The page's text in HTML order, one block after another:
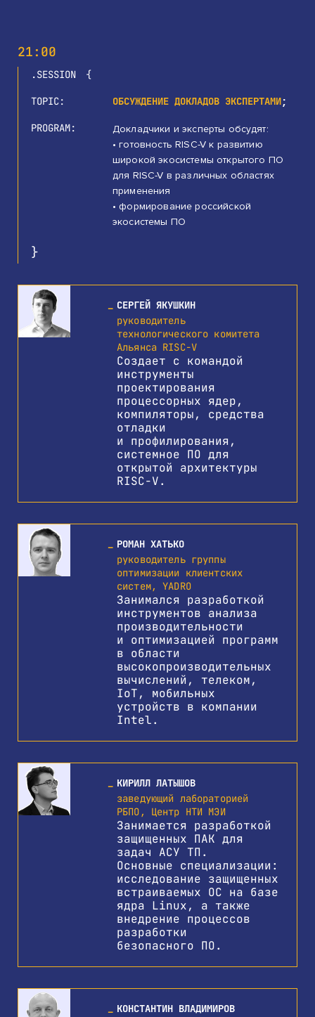
21:00
SESSION
TOPIC ОБСУЖДЕНИЕ ДОКЛАДОВ ЭКСПЕРТАМИ
PROGRAM
Докладчики и эксперты обсудят:
• готовность RISC-V к развитию
широкой экосистемы открытого ПО
для RISC-V в различных областях
применения
• формирование российской
экосистемы ПО
СЕРГЕЙ ЯКУШКИН
руководитель
технологического комитета
Альянса RISC-V
Создает с командой
инструменты
проектирования
процессорных ядер,
компиляторы, средства
отладки
и профилирования,
системное ПО для
открытой архитектуры
RISC-V.
РОМАН ХАТЬКО
руководитель группы
оптимизации клиентских
систем, YADRO
Занимался разработкой
инструментов анализа
производительности
и оптимизацией программ
в области
высокопроизводительных
вычислений, телеком,
IoT, мобильных
устройств в компании
Intel.
КИРИЛЛ ЛАТЫШОВ
заведующий лабораторией
РБПО, Центр НТИ МЭИ
Занимается разработкой
защищенных ПАК для
задач АСУ ТП.
Основные специализации:
исследование защищенных
встраиваемых ОС на базе
ядра Linux, а также
внедрение процессов
разработки
безопасного ПО.
КОНСТАНТИН ВЛАДИМИРОВ